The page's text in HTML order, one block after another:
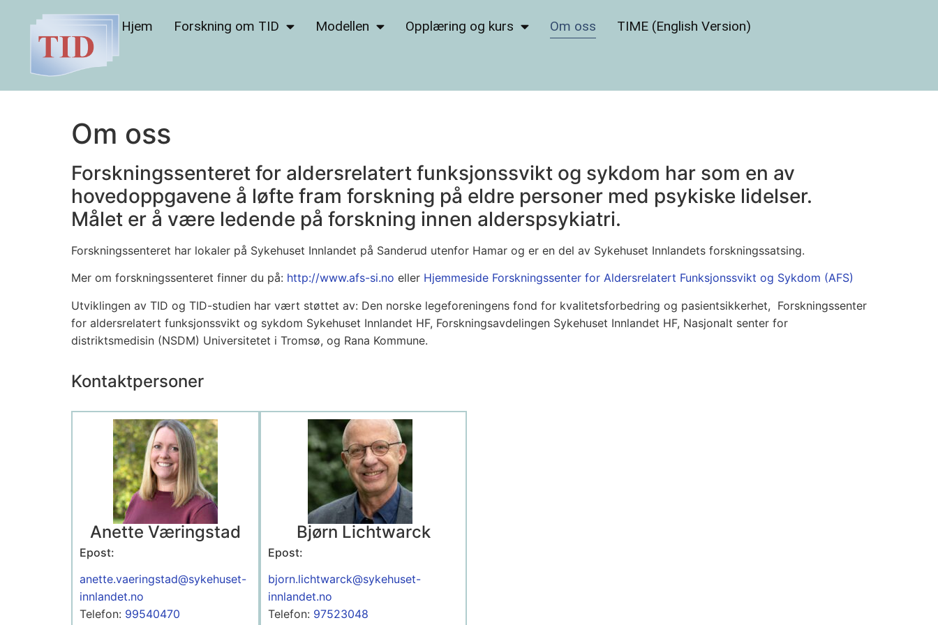
Hjem Forskning om TID Modellen Opplæring og kurs Om oss TIME (English Version)
Om oss
Forskningssenteret for aldersrelatert funksjonssvikt og sykdom har som en av
hovedoppgavene å løfte fram forskning på eldre personer med psykiske lidelser.
Målet er å være ledende på forskning innen alderspsykiatri.
Forskningssenteret har lokaler på Sykehuset Innlandet på Sanderud utenfor Hamar og er en del av Sykehuset Innlandets forskningssatsing.
Mer om forskningssenteret finner du på: http://www.afs-si.no eller Hjemmeside Forskningssenter for Aldersrelatert Funksjonssvikt og Sykdom (AFS)
Utviklingen av TID og TID-studien har vært støttet av: Den norske legeforeningens fond for kvalitetsforbedring og pasientsikkerhet, Forskningssenter
for aldersrelatert funksjonssvikt og sykdom Sykehuset Innlandet HF, Forskningsavdelingen Sykehuset Innlandet HF, Nasjonalt senter for
distriktsmedisin (NSDM) Universitetet i Tromsø, og Rana Kommune.
Kontaktpersoner
Anette Væringstad
Epost:
anette.vaeringstad@sykehuset-
innlandet.no
Telefon: 99540470
Bjørn Lichtwarck
Epost:
bjorn.lichtwarck@sykehuset-
innlandet.no
Telefon: 97523048